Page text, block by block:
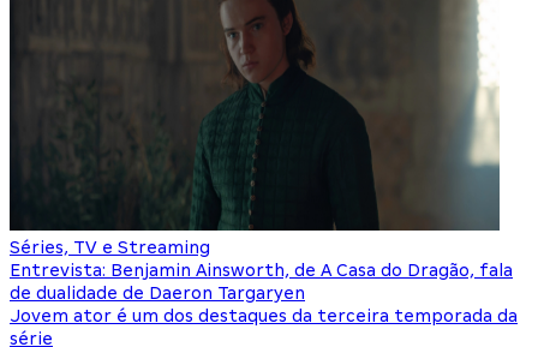
Séries, TV e Streaming
Entrevista: Benjamin Ainsworth, de A Casa do Dragão, fala
de dualidade de Daeron Targaryen
Jovem ator é um dos destaques da terceira temporada da
série